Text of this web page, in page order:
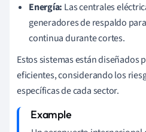
Energía: Las centrales
generadores de respaldo
continua durante cortes.
Estos sistemas están diseñados
eficientes, considerando los
específicas de cada sector.